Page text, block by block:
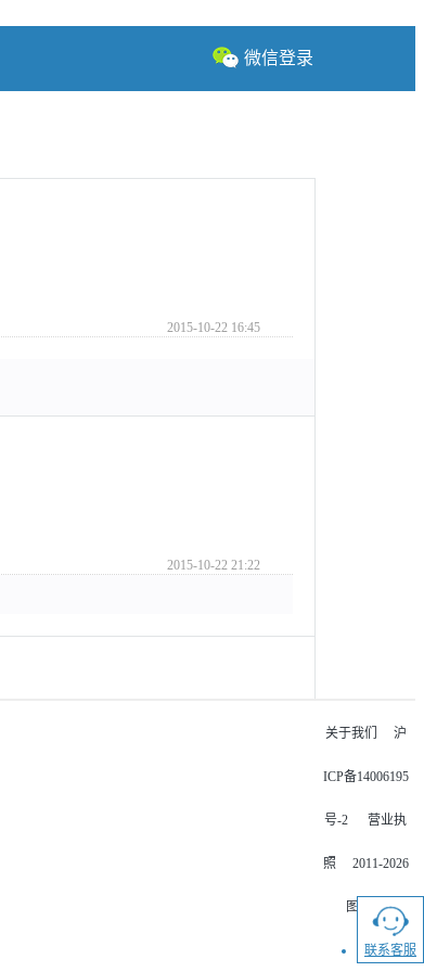
微信登录
2015-10-22 16:45
2015-10-22 21:22
关于我们 沪
ICP备14006195
号-2 营业执
照 2011-2026
图好快
联系客服